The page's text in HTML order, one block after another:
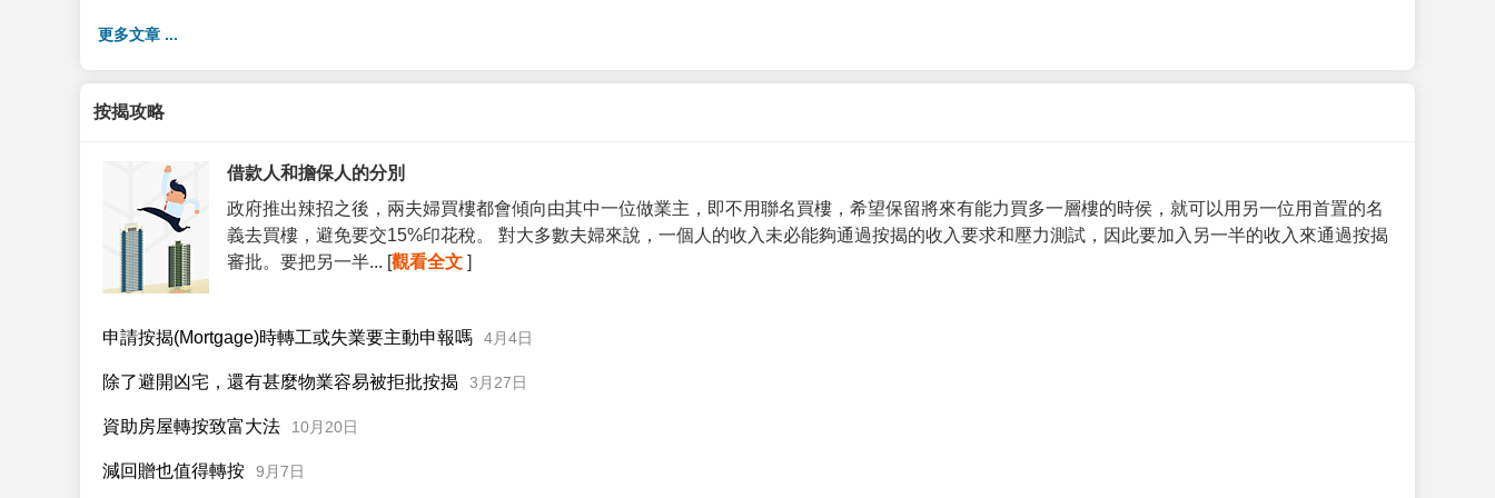
更多文章 ...
按揭攻略
借款人和擔保人的分別
政府推出辣招之後，兩夫婦買樓都會傾向由其中一位做業主，即不用聯名買樓，希望保留將來有能力買多一層樓的時侯，就可以用另一位用首置的名
義去買樓，避免要交15%印花稅。 對大多數夫婦來說，一個人的收入未必能夠通過按揭的收入要求和壓力測試，因此要加入另一半的收入來通過按揭
審批。要把另一半... [觀看全文 ]
申請按揭(Mortgage)時轉工或失業要主動申報嗎 4月4日
除了避開凶宅，還有甚麼物業容易被拒批按揭 3月27日
資助房屋轉按致富大法 10月20日
減回贈也值得轉按 9月7日